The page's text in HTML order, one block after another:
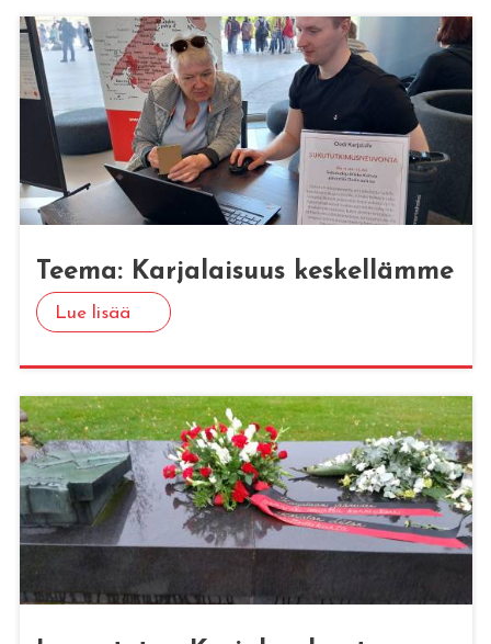
Teema: Kar­ja­lai­suus kes­kel­läm­me
Lue lisää